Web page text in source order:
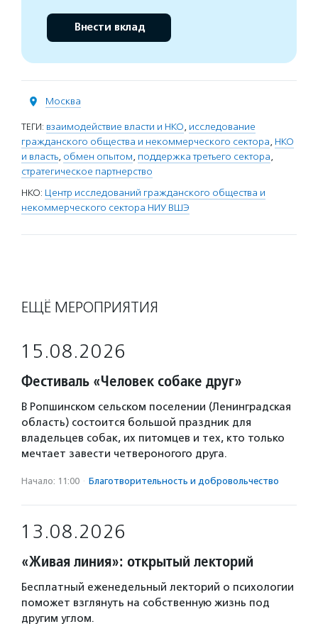
Внести вклад
Москва
ТЕГИ: взаимодействие власти и НКО, исследование
гражданского общества и некоммерческого сектора, НКО
и власть, обмен опытом, поддержка третьего сектора,
стратегическое партнерство
НКО: Центр исследований гражданского общества и
некоммерческого сектора НИУ ВШЭ
ЕЩЁ МЕРОПРИЯТИЯ
15.08.2026
Фестиваль «Человек собаке друг»
В Ропшинском сельском поселении (Ленинградская
область) состоится большой праздник для
владельцев собак, их питомцев и тех, кто только
мечтает завести четвероногого друга.
Начало: 11:00 · Благотвори­тель­ность и доброволь­чест­во
13.08.2026
«Живая линия»: открытый лекторий
Бесплатный еженедельный лекторий о психологии
поможет взглянуть на собственную жизнь под
другим углом.